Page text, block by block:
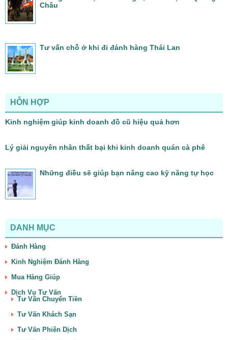
Châu
Tư vấn chỗ ở khi đi đánh hàng Thái Lan
HỖN HỢP
Kinh nghiệm giúp kinh doanh đồ cũ hiệu quả hơn
Lý giải nguyên nhân thất bại khi kinh doanh quán cà phê
Những điều sẽ giúp bạn nâng cao kỹ năng tự học
DANH MỤC
Đánh Hàng
Kinh Nghiệm Đánh Hàng
Mua Hàng Giúp
Dịch Vụ Tư Vấn
Tư Vấn Chuyển Tiền
Tư Vấn Khách Sạn
Tư Vấn Phiên Dịch